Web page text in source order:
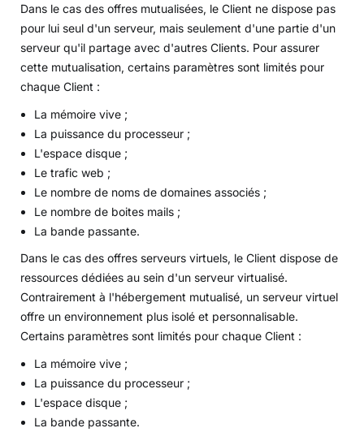
Dans le cas des offres mutualisées, le Client ne dispose pas
pour lui seul d'un serveur, mais seulement d'une partie d'un
serveur qu'il partage avec d'autres Clients. Pour assurer
cette mutualisation, certains paramètres sont limités pour
chaque Client :
La mémoire vive ;
La puissance du processeur ;
L'espace disque ;
Le trafic web ;
Le nombre de noms de domaines associés ;
Le nombre de boites mails ;
La bande passante.
Dans le cas des offres serveurs virtuels, le Client dispose de
ressources dédiées au sein d'un serveur virtualisé.
Contrairement à l'hébergement mutualisé, un serveur virtuel
offre un environnement plus isolé et personnalisable.
Certains paramètres sont limités pour chaque Client :
La mémoire vive ;
La puissance du processeur ;
L'espace disque ;
La bande passante.